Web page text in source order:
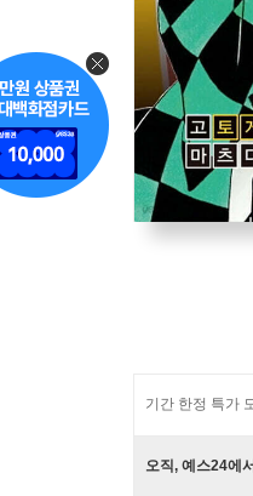
기간 한정 특가
오직, 예스24에